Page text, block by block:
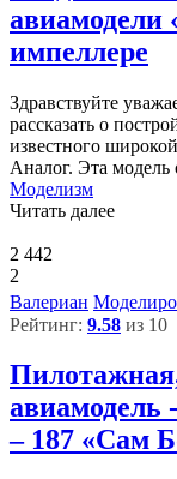
авиамодели
импеллере
Здравствуйте
рассказать о
известного
Аналог. Эта модель
Моделизм
Читать далее
2 442
2
Валериан
Рейтинг: 9.58 из 10
авиамодель
– 187 «Сам